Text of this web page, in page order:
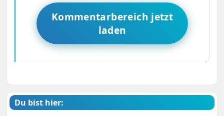
Kommentarbereich jetzt
laden
Du bist hier: